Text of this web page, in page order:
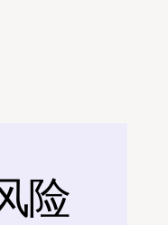
险